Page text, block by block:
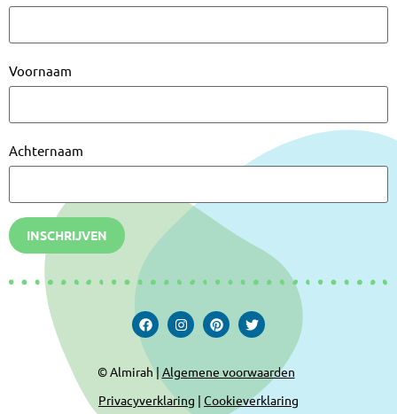
Voornaam
Achternaam
INSCHRIJVEN
© Almirah | Algemene voorwaarden
Privacyverklaring | Cookieverklaring